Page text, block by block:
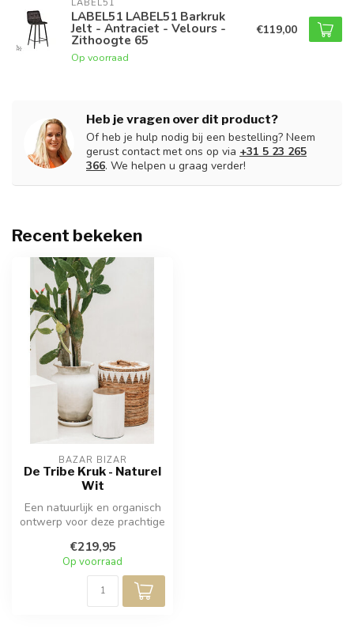
LABEL51
LABEL51 LABEL51 Barkruk
Jelt - Antraciet - Velours -
Zithoogte 65
Op voorraad
€119,00
Heb je vragen over dit product?
Of heb je hulp nodig bij een bestelling? Neem
gerust contact met ons op via +31 5 23 265
366. We helpen u graag verder!
Recent bekeken
BAZAR BIZAR
De Tribe Kruk - Naturel
Wit
Een natuurlijk en organisch
ontwerp voor deze prachtige
gemaak...
€219,95
Op voorraad